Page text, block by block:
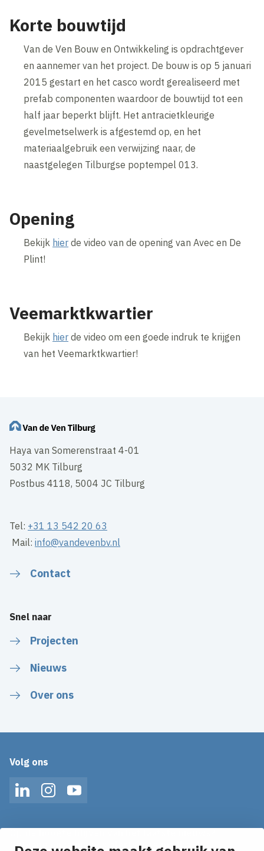
Korte bouwtijd
Van de Ven Bouw en Ontwikkeling is opdrachtgever
en aannemer van het project. De bouw is op 5 januari
2015 gestart en het casco wordt gerealiseerd met
prefab componenten waardoor de bouwtijd tot een
half jaar beperkt blijft. Het antracietkleurige
gevelmetselwerk is afgestemd op, en het
materiaalgebruik een verwijzing naar, de
naastgelegen Tilburgse poptempel 013.
Opening
Bekijk hier de video van de opening van Avec en De
Plint!
Veemarktkwartier
Bekijk hier de video om een goede indruk te krijgen
van het Veemarktkwartier!
Haya van Somerenstraat 4-01
5032 MK Tilburg
Postbus 4118, 5004 JC Tilburg
Tel: +31 13 542 20 63
Mail:info@vandevenbv.nl
Contact
Snel naar
Projecten
Nieuws
Over ons
Volg ons
LinkedInInstagramYouTube
Ontvang onze nieuws alerts in je mailbox!